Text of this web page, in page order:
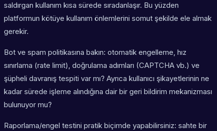
saldırgan kullanım kısa sürede sıradanlaşır. Bu yüzden
platformun kötüye kullanım önlemlerini somut şekilde ele almak
gerekir.
Bot ve spam politikasına bakın: otomatik engelleme, hız
sınırlama (rate limit), doğrulama adımları (CAPTCHA vb.) ve
şüpheli davranış tespiti var mı? Ayrıca kullanıcı şikayetlerinin ne
kadar sürede işleme alındığına dair bir geri bildirim mekanizması
bulunuyor mu?
Raporlama/engel testini pratik biçimde yapabilirsiniz: sahte bir